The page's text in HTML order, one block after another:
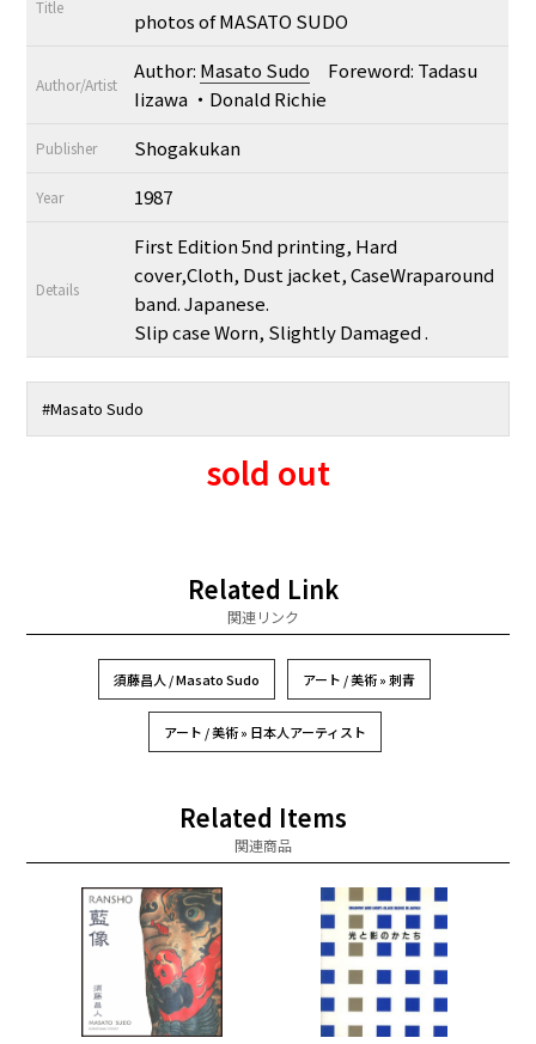
Title
photos of MASATO SUDO
Author/Artist
Author: Masato Sudo Foreword: Tadasu
Iizawa ・Donald Richie
Publisher Shogakukan
Year 1987
Details
First Edition 5nd printing, Hard
cover,Cloth, Dust jacket, CaseWraparound
band. Japanese.
Slip case Worn, Slightly Damaged .
#Masato Sudo
sold out
Related Link
関連リンク
須藤昌人 / Masato Sudo アート / 美術 » 刺青
アート / 美術 » 日本人アーティスト
Related Items
関連商品